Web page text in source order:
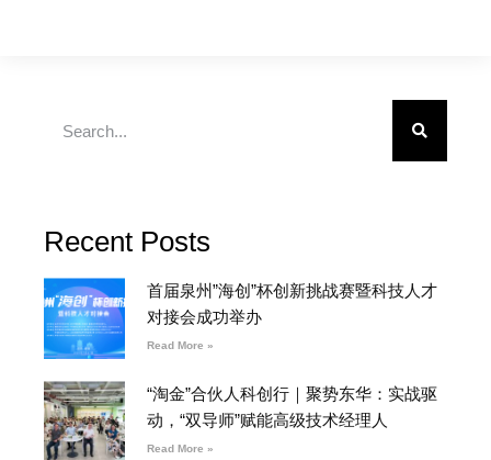
Recent Posts
首届泉州”海创”杯创新挑战赛暨科技人才
对接会成功举办
Read More »
“淘金”合伙人科创行｜聚势东华：实战驱
动，“双导师”赋能高级技术经理人
Read More »